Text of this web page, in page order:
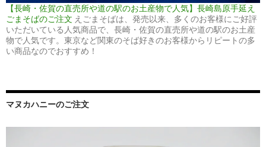
【長崎・佐賀の直売所や道の駅のお土産物で人気】長崎島原手延え
ごまそばのご注文 えごまそばは、発売以来、多くのお客様にご好評
いただいている人気商品で、長崎・佐賀の直売所や道の駅のお土産
物で人気です。東京など関東のそば好きのお客様からリピートの多
い商品なのでおすすめ！
マヌカハニーのご注文